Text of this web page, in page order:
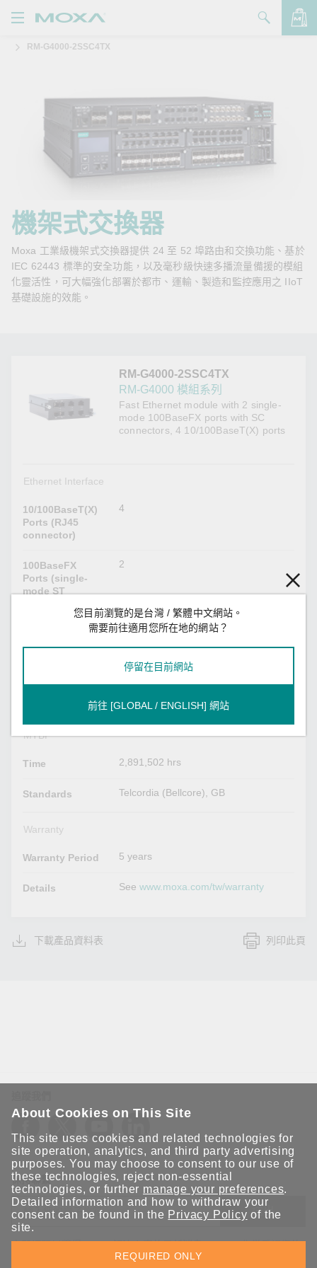
品
絡我們
Zone
Moxa
RM-G4000-2SSC4TX
機架式交換器
Moxa 工業級機架式交換器提供 24 至 52 埠路由和交換功能、基於
IEC 62443 標準的安全功能，以及毫秒級快速多播流量備援的模組
化靈活性，可大幅強化部署於都市、運輸、製造和監控應用之 IIoT
基礎設施的效能。
RM-G4000-2SSC4TX
RM-G4000 模組系列
Fast Ethernet module with 2 single-
mode 100BaseFX ports with SC
connectors, 4 10/100BaseT(X) ports
Ethernet Interface
10/100BaseT(X)
Ports (RJ45
connector)
4
100BaseFX
Ports (single-
mode ST
2
Read more
Physical Characteristics
MTBF
Time 2,891,502 hrs
Standards Telcordia (Bellcore), GB
Warranty
Warranty Period 5 years
Details Seewww.moxa.com/tw/warranty
下載產品資料表 列印此頁
保持聯繫
送出
立即訂閱以獲得 Moxa 解決方案的最新消息。Moxa 非常重視您的
隱私權，我們絕不會將您的電子郵件提供給任何人。
您目前瀏覽的是台灣 / 繁體中文網站。
需要前往適用您所在地的網站？
停留在目前網站
前往 [GLOBAL / ENGLISH] 網站
About Cookies on This Site
This site uses cookies and related technologies for
site operation, analytics, and third party advertising
purposes. You may choose to consent to our use of
these technologies, reject non-essential
technologies, or further manage your preferences.
Detailed information and how to withdraw your
consent can be found in the Privacy Policy of the
site.
REQUIRED ONLY